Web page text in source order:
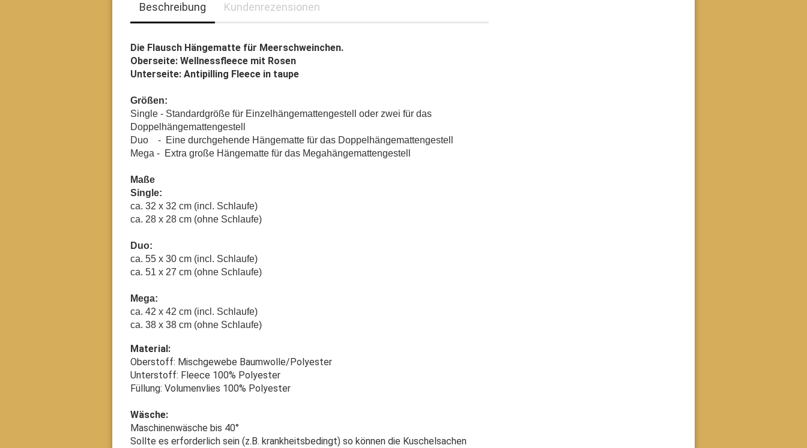
Beschreibung Kundenrezensionen
Die Flausch Hängematte für Meerschweinchen.
Oberseite: Wellnessfleece mit Rosen
Unterseite: Antipilling Fleece in taupe
Größen:
Single - Standardgröße für Einzelhängemattengestell oder zwei für das
Doppelhängemattengestell
Duo - Eine durchgehende Hängematte für das Doppelhängemattengestell
Mega - Extra große Hängematte für das Megahängemattengestell
Maße
Single:
ca. 32 x 32 cm (incl. Schlaufe)
ca. 28 x 28 cm (ohne Schlaufe)
Duo:
ca. 55 x 30 cm (incl. Schlaufe)
ca. 51 x 27 cm (ohne Schlaufe)
Mega:
ca. 42 x 42 cm (incl. Schlaufe)
ca. 38 x 38 cm (ohne Schlaufe)
Material:
Oberstoff: Mischgewebe Baumwolle/Polyester
Unterstoff: Fleece 100% Polyester
Füllung: Volumenvlies 100% Polyester
Wäsche:
Maschinenwäsche bis 40°
Sollte es erforderlich sein (z.B. krankheitsbedingt) so können die Kuschelsachen